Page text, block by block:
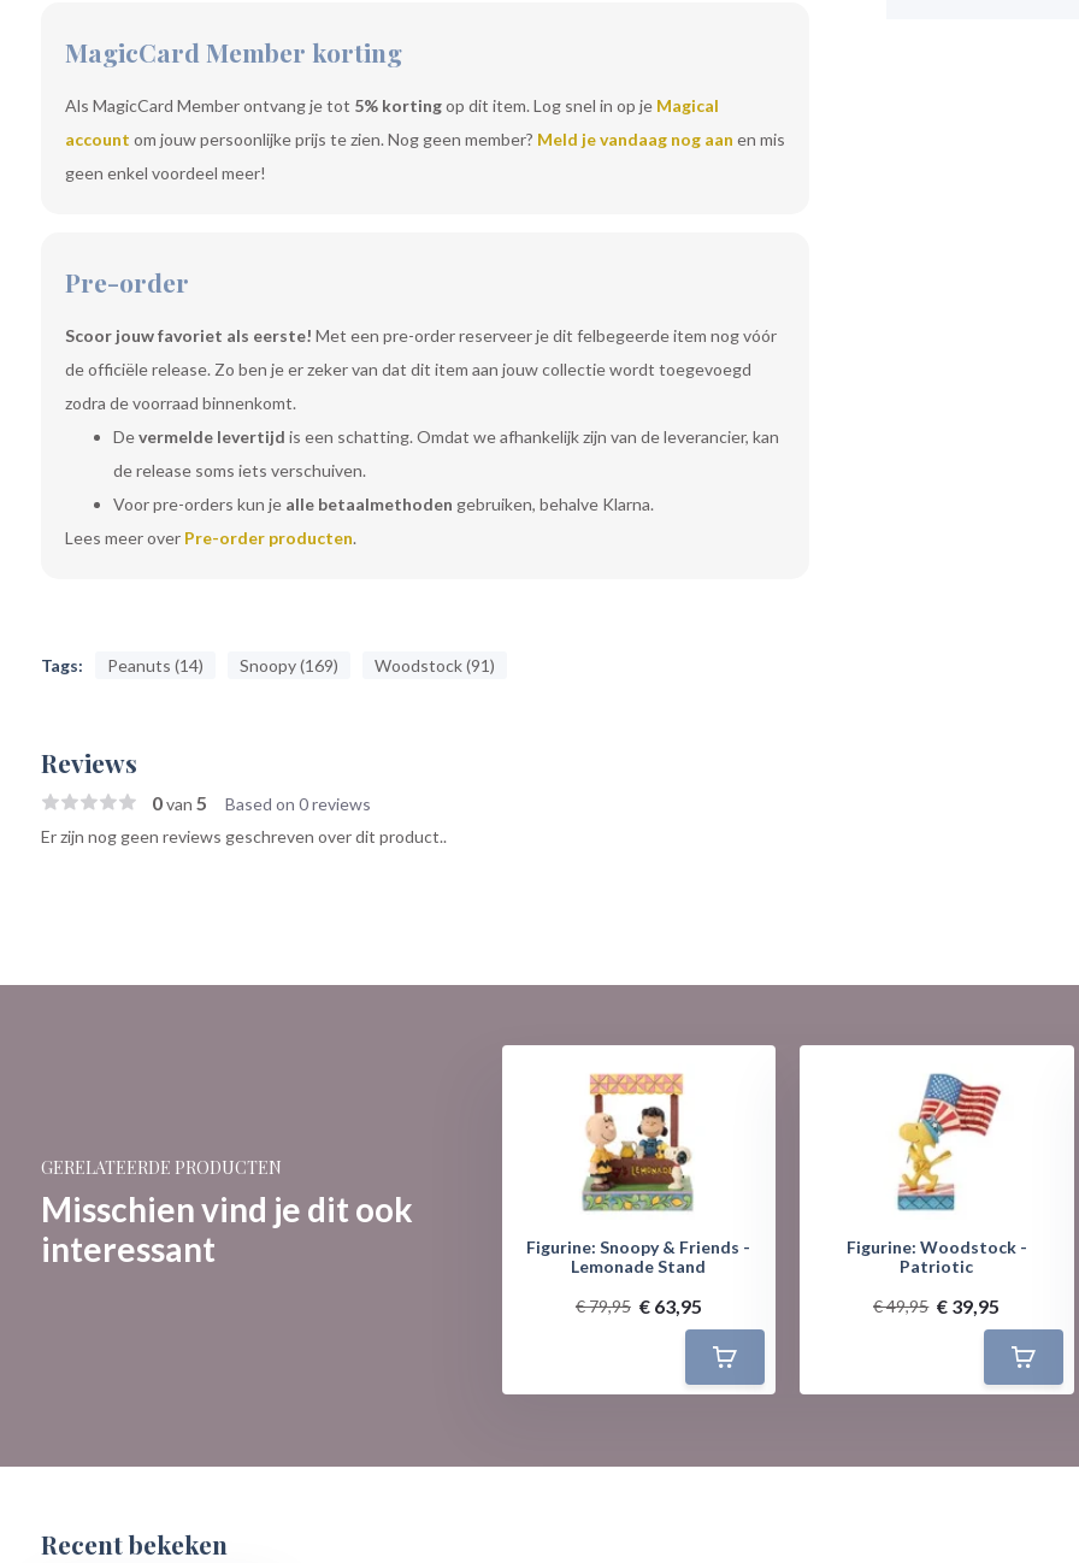
MagicCard Member korting
Als MagicCard Member ontvang je tot 5% kortingop dit item. Log snel in op je Magical
account om jouw persoonlijke prijs te zien. Nog geen member? Meld je vandaag nog aan en mis
geen enkel voordeel meer!
Pre-order
Scoor jouw favoriet als eerste! Met een pre-order reserveer je dit felbegeerde item nog vóór
de officiële release. Zo ben je er zeker van dat dit item aan jouw collectie wordt toegevoegd
zodra de voorraad binnenkomt.
Devermelde levertijd is een schatting. Omdat we afhankelijk zijn van de leverancier, kan
de release soms iets verschuiven.
Voor pre-orders kun je alle betaalmethoden gebruiken, behalve Klarna.
Lees meer over Pre-order producten.
Tags: Peanuts (14) Snoopy (169) Woodstock (91)
Reviews
0van 5 Based on 0 reviews
Er zijn nog geen reviews geschreven over dit product..
GERELATEERDE PRODUCTEN
Misschien vind je dit ook
interessant
- Basket Eggs
Figurine: Snoopy & Friends -
Lemonade Stand
€ 79,95 € 63,95
Figurine: Woodstock -
Patriotic
€ 49,95 € 39,95
Recent bekeken